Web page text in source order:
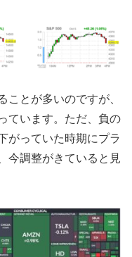
ことが多いのですが、
ています。ただ、負の
がっていた時期にプラ
今調整がきていると見